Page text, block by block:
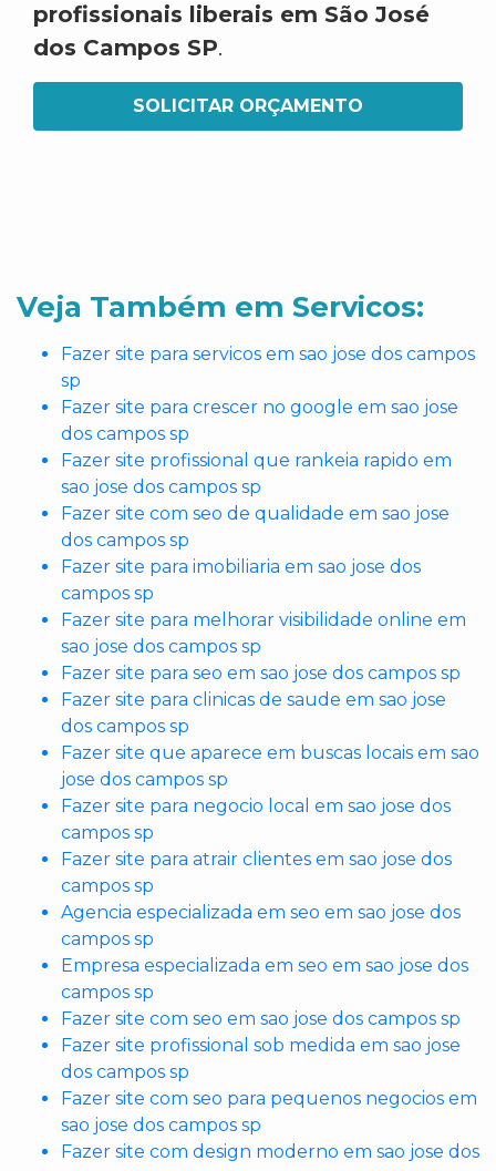
profissionais liberais em São José
dos Campos SP.
SOLICITAR ORÇAMENTO
Veja Também em Servicos:
Fazer site para servicos em sao jose dos campos
sp
Fazer site para crescer no google em sao jose
dos campos sp
Fazer site profissional que rankeia rapido em
sao jose dos campos sp
Fazer site com seo de qualidade em sao jose
dos campos sp
Fazer site para imobiliaria em sao jose dos
campos sp
Fazer site para melhorar visibilidade online em
sao jose dos campos sp
Fazer site para seo em sao jose dos campos sp
Fazer site para clinicas de saude em sao jose
dos campos sp
Fazer site que aparece em buscas locais em sao
jose dos campos sp
Fazer site para negocio local em sao jose dos
campos sp
Fazer site para atrair clientes em sao jose dos
campos sp
Agencia especializada em seo em sao jose dos
campos sp
Empresa especializada em seo em sao jose dos
campos sp
Fazer site com seo em sao jose dos campos sp
Fazer site profissional sob medida em sao jose
dos campos sp
Fazer site com seo para pequenos negocios em
sao jose dos campos sp
Fazer site com design moderno em sao jose dos